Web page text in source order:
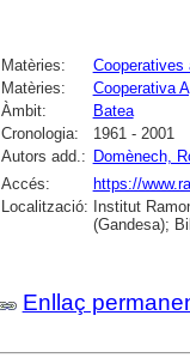
Matèries:
Cooperatives
Matèries:
Cooperativa
Àmbit:
Batea
Cronologia:
1961 - 2001
Autors add.: Domènech,
Accés:
https://
Localització: Institut
(Gandesa);
Enllaç